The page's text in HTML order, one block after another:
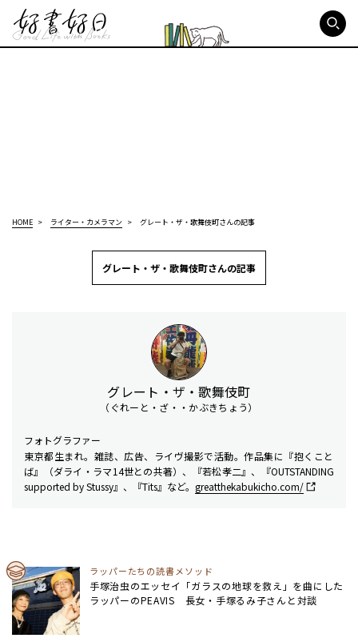
HOME ライター・カメラマン グレート・ザ・歌舞伎町さんの記事
グレート・ザ・歌舞伎町さんの記事
グレート・ザ・歌舞伎町
（ぐれーと・ざ・・かぶきちょう）
フォトグラファー
東京都生まれ。雑誌、広告、ライヴ撮影で活動。作品集に『抱くこと
ば』（ダライ・ラマ14世との共著）、『若松孝二』、『OUTSTANDING
supported by Stussy』、『Tits』など。 greatthekabukicho.com/
ラッパーたちの読書メソッド
手塚治虫のエッセイ「ガラスの地球を救え」を曲にした
ラッパーのPEAVIS 長女・手塚るみ子さんと対談